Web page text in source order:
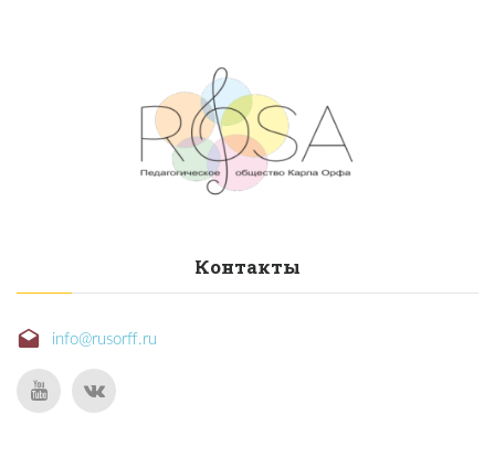
Контакты
info@rusorff.ru